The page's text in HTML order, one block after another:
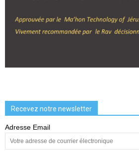
Recevez notre newsletter
Adresse Email